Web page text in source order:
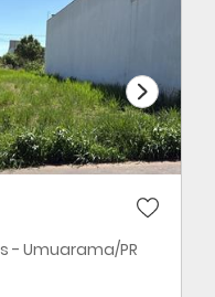
- Umuarama/PR